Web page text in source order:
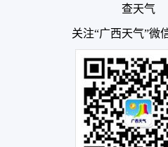
查天气
关注“广西天气”微